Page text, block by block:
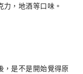
，地酒等口味。
，是不是開始覺得原